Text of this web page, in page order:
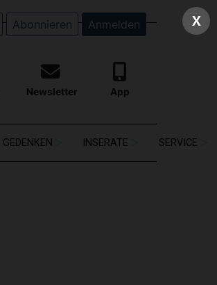
Abonnieren Anmelden
Newsletter App
GEDENKEN INSERATE SERVICE
X